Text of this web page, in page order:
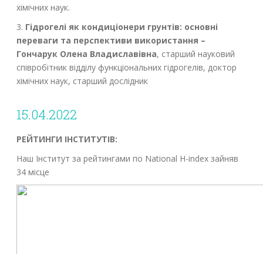
хімічних наук.
3. Гідрогелі як кондиціонери грунтів: основні
переваги та перспективи використання –
Гончарук Олена Владиславівна, старший науковий
співробітник відділу функціональних гідрогелів, доктор
хімічних наук, старший дослідник
15.04.2022
РЕЙТИНГИ ІНСТИТУТІВ:
Наш Інститут за рейтингами по National H-index зайняв
34 місце